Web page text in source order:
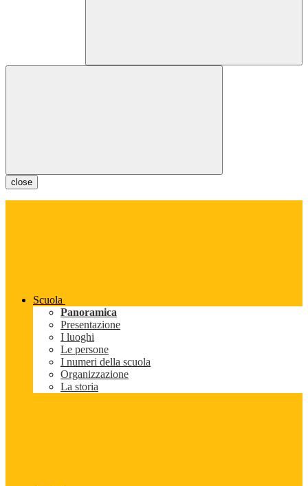
close
Scuola
Panoramica
Presentazione
I luoghi
Le persone
I numeri della scuola
Organizzazione
La storia